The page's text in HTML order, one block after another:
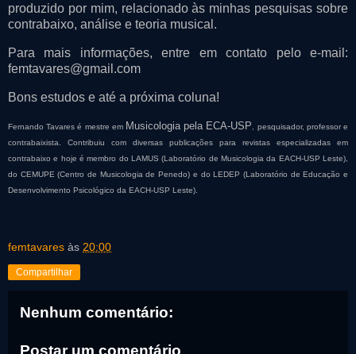
produzido por mim, relacionado às minhas pesquisas sobre
contrabaixo, análise e teoria musical.
Para mais informações, entre em contato pelo e-mail:
femtavares@gmail.com
Bons estudos e até a próxima coluna!
Fernando Tavares é mestre em Musicologia pela ECA-USP, pesquisador, professor e
contrabaixista. Contribuiu com diversas publicações para revistas especializadas em
contrabaixo e hoje é membro do LAMUS (Laboratório de Musicologia da EACH-USP Leste),
do CEMUPE (Centro de Musicologia de Penedo) e do LEDEP (Laboratório de Educação e
Desenvolvimento Psicológico da EACH-USP Leste).
femtavares às 20:00
Compartilhar
Nenhum comentário:
Postar um comentário